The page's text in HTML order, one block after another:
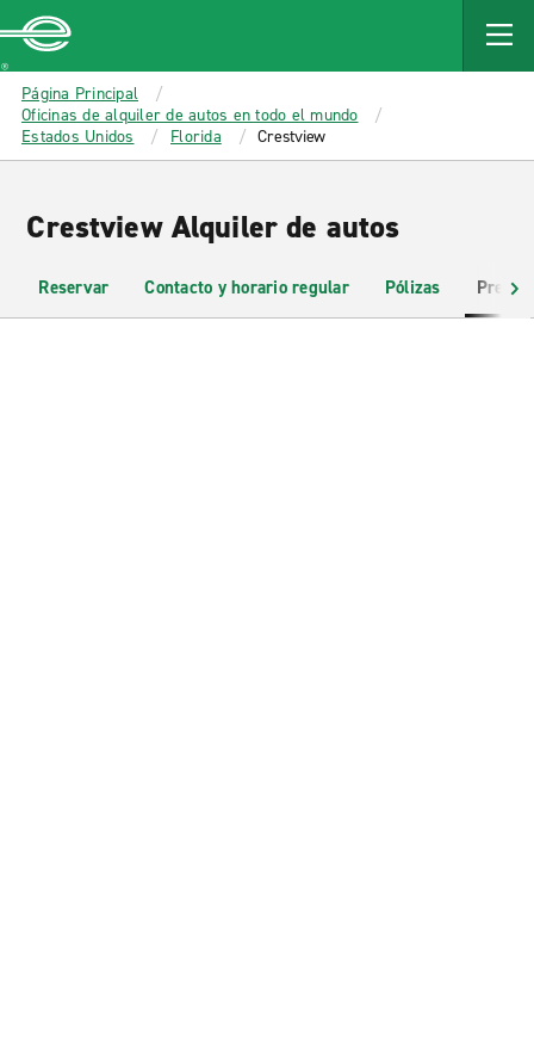
MAIN
CONTENT
Enterprise
Página Principal
Oficinas de alquiler de autos en todo el mundo
Estados Unidos
Florida Crestview
Crestview Alquiler de autos
Reservar Contacto y horario regular Pólizas